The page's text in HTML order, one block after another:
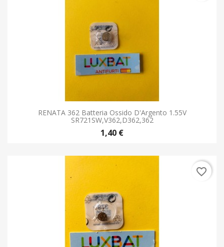
RENATA 362 Batteria Ossido D'Argento 1.55V
SR721SW,V362,D362,362
1,40 €
favorite_border